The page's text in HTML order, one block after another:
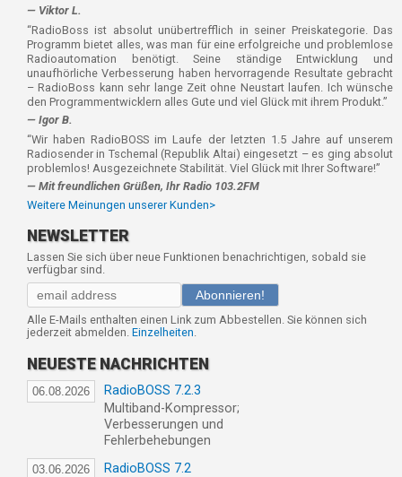
— Viktor L.
“RadioBoss ist absolut unübertrefflich in seiner Preiskategorie. Das
Programm bietet alles, was man für eine erfolgreiche und problemlose
Radioautomation benötigt. Seine ständige Entwicklung und
unaufhörliche Verbesserung haben hervorragende Resultate gebracht
– RadioBoss kann sehr lange Zeit ohne Neustart laufen. Ich wünsche
den Programmentwicklern alles Gute und viel Glück mit ihrem Produkt.”
— Igor B.
“Wir haben RadioBOSS im Laufe der letzten 1.5 Jahre auf unserem
Radiosender in Tschemal (Republik Altai) eingesetzt – es ging absolut
problemlos! Ausgezeichnete Stabilität. Viel Glück mit Ihrer Software!”
— Mit freundlichen Grüßen, Ihr Radio 103.2FM
Weitere Meinungen unserer Kunden>
NEWSLETTER
Lassen Sie sich über neue Funktionen benachrichtigen, sobald sie
verfügbar sind.
Abonnieren!
Alle E-Mails enthalten einen Link zum Abbestellen. Sie können sich
jederzeit abmelden. Einzelheiten
NEUESTE NACHRICHTEN
06.08.2026
RadioBOSS 7.2.3
Multiband-Kompressor;
Verbesserungen und
Fehlerbehebungen
03.06.2026
RadioBOSS 7.2